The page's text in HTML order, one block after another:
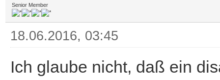
Senior Member
18.06.2016, 03:45
Ich glaube nicht, daß ein